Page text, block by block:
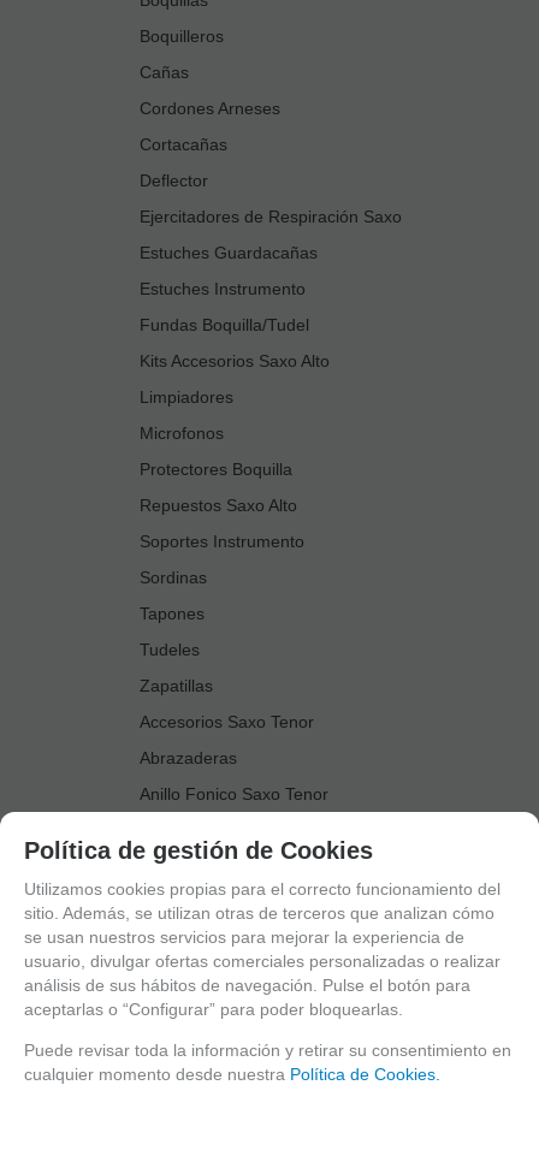
Boquilleros
Cañas
Cordones Arneses
Cortacañas
Deflector
Ejercitadores de Respiración Saxo
Estuches Guardacañas
Estuches Instrumento
Fundas Boquilla/Tudel
Kits Accesorios Saxo Alto
Limpiadores
Microfonos
Protectores Boquilla
Repuestos Saxo Alto
Soportes Instrumento
Sordinas
Tapones
Tudeles
Zapatillas
Accesorios Saxo Tenor
Abrazaderas
Anillo Fonico Saxo Tenor
Boquillas
Boquilleros
Cañas
Cortacañas
Deflector Saxo Tenor
Estuches Guardacañas
Política de gestión de Cookies
Utilizamos cookies propias para el correcto funcionamiento del
sitio. Además, se utilizan otras de terceros que analizan cómo
se usan nuestros servicios para mejorar la experiencia de
usuario, divulgar ofertas comerciales personalizadas o realizar
análisis de sus hábitos de navegación. Pulse el botón para
aceptarlas o “Configurar” para poder bloquearlas.
Puede revisar toda la información y retirar su consentimiento en
cualquier momento desde nuestra Política de Cookies.